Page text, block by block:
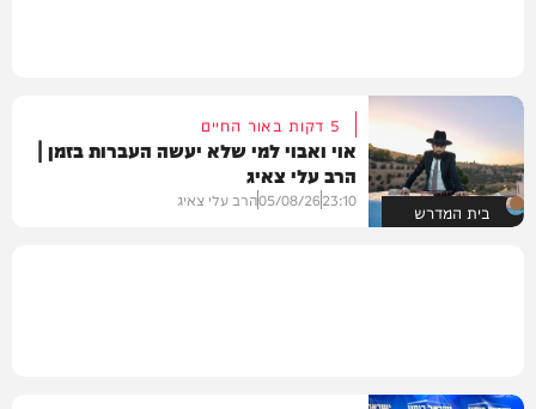
בית המדרש
5 דקות באור החיים
אוי ואבוי למי שלא יעשה העברות בזמן |
הרב עלי צאיג
23:10
05/08/26הרב עלי צאיג